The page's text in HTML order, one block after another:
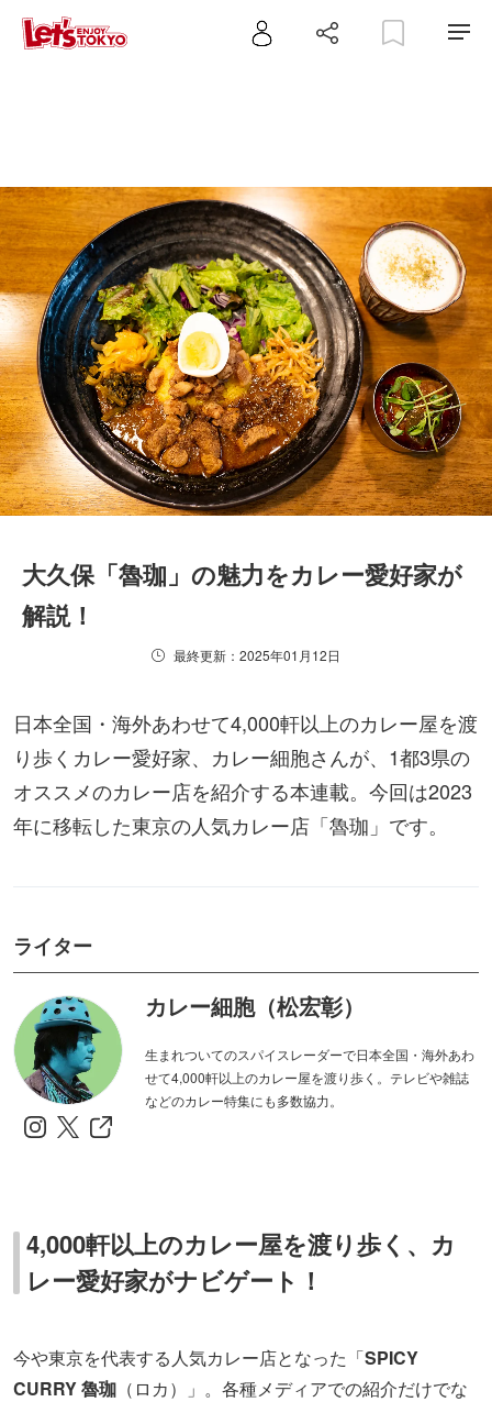
大久保「魯珈」の魅力をカレー愛好家が
解説！
最終更新：2025年01月12日
日本全国・海外あわせて4,000軒以上のカレー屋を渡
り歩くカレー愛好家、カレー細胞さんが、1都3県の
オススメのカレー店を紹介する本連載。今回は2023
年に移転した東京の人気カレー店「魯珈」です。
ライター
カレー細胞（松宏彰）
生まれついてのスパイスレーダーで日本全国・海外あわ
せて4,000軒以上のカレー屋を渡り歩く。テレビや雑誌
などのカレー特集にも多数協力。
4,000軒以上のカレー屋を渡り歩く、カ
レー愛好家がナビゲート！
今や東京を代表する人気カレー店となった「SPICY
CURRY 魯珈 （ロカ）」。各種メディアでの紹介だけでな